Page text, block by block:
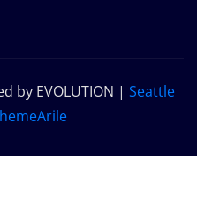
by EVOLUTION | Seattle